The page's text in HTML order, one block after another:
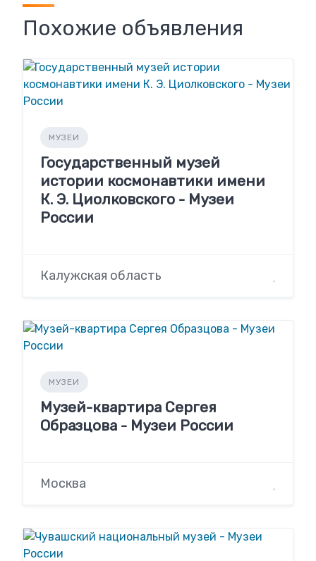
Похожие объявления
МУЗЕИ
Государственный музей
истории космонавтики имени
К. Э. Циолковского - Музеи
России
Калужская область
МУЗЕИ
Музей-квартира Сергея
Образцова - Музеи России
Москва